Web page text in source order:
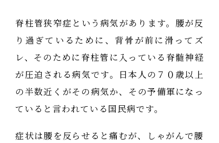
脊柱管狭窄症という病気があります。腰が反
り過ぎているために、背骨が前に滑ってズ
レ、そのために脊柱管に入っている脊髄神経
が圧迫される病気です。日本人の７０歳以上
の半数近くがその病気か、その予備軍になっ
ていると言われている国民病です。
症状は腰を反らせると痛むが、しゃがんで腰